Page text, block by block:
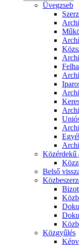
Üvegzseb
Közérdekű
Belső
Közgyűlés